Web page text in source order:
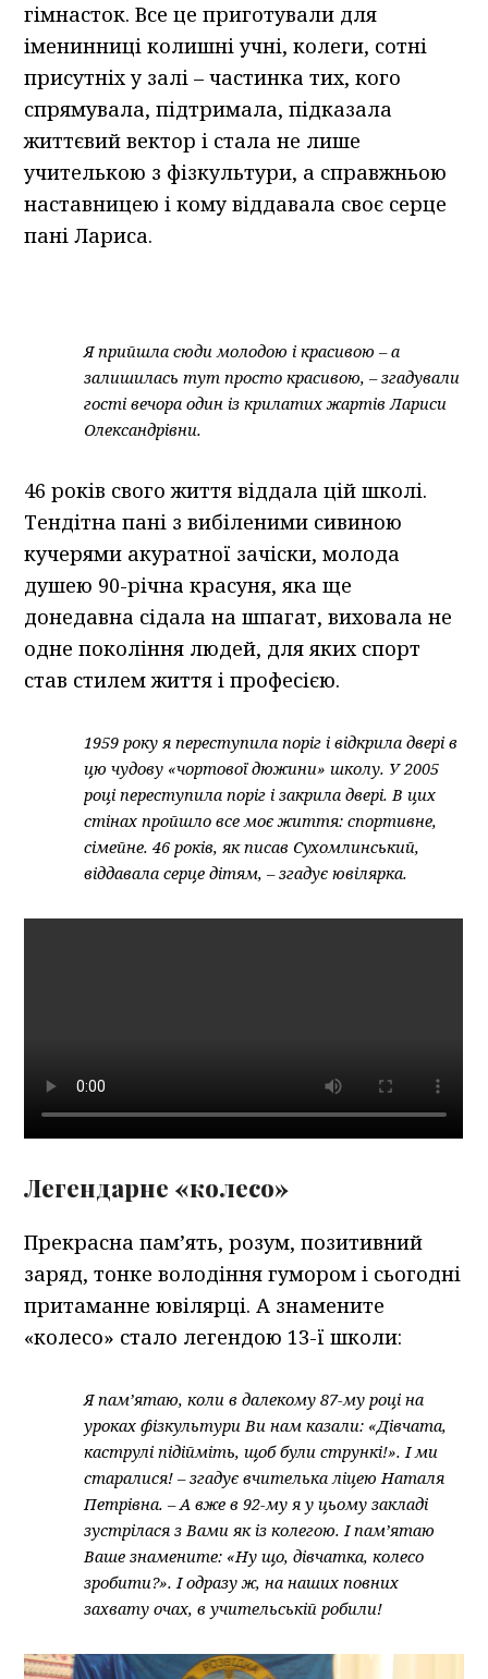
гімнасток. Все це приготували для
іменинниці колишні учні, колеги, сотні
присутніх у залі – частинка тих, кого
спрямувала, підтримала, підказала
життєвий вектор і стала не лише
учителькою з фізкультури, а справжньою
наставницею і кому віддавала своє серце
пані Лариса.
Я прийшла сюди молодою і красивою – а
залишилась тут просто красивою, – згадували
гості вечора один із крилатих жартів Лариси
Олександрівни.
46 років свого життя віддала цій школі.
Тендітна пані з вибіленими сивиною
кучерями акуратної зачіски, молода
душею 90-річна красуня, яка ще
донедавна сідала на шпагат, виховала не
одне покоління людей, для яких спорт
став стилем життя і професією.
1959 року я переступила поріг і відкрила двері в
цю чудову «чортової дюжини» школу. У 2005
році переступила поріг і закрила двері. В цих
стінах пройшло все моє життя: спортивне,
сімейне. 46 років, як писав Сухомлинський,
віддавала серце дітям, – згадує ювілярка.
Легендарне «колесо»
Прекрасна пам’ять, розум, позитивний
заряд, тонке володіння гумором і сьогодні
притаманне ювілярці. А знамените
«колесо» стало легендою 13-ї школи:
Я пам’ятаю, коли в далекому 87-му році на
уроках фізкультури Ви нам казали: «Дівчата,
каструлі підійміть, щоб були стрункі!». І ми
старалися! – згадує вчителька ліцею Наталя
Петрівна. – А вже в 92-му я у цьому закладі
зустрілася з Вами як із колегою. І пам’ятаю
Ваше знамените: «Ну що, дівчатка, колесо
зробити?». І одразу ж, на наших повних
захвату очах, в учительській робили!